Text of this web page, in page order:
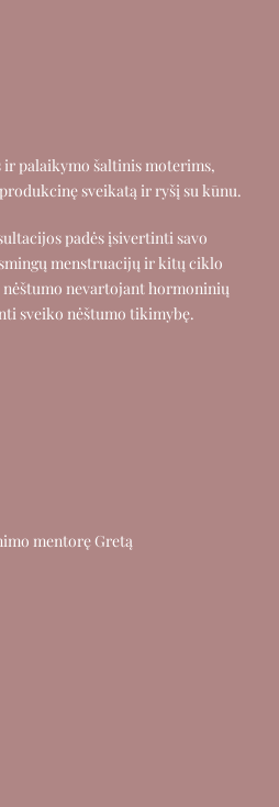
ir palaikymo šaltinis moterims,
sveikatą ir ryšį su kūnu.
padės įsivertinti savo
menstruacijų ir kitų ciklo
nevartojant hormoninių
sveiko nėštumo tikimybę.
mentorę Gretą